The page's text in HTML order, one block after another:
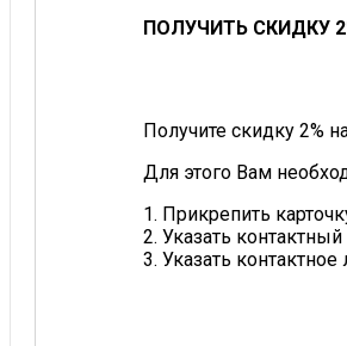
ПОЛУЧИТЬ СКИДКУ
Получите скидку 2%
Для этого Вам
1. Прикрепить
2. Указать
3. Указать контактное